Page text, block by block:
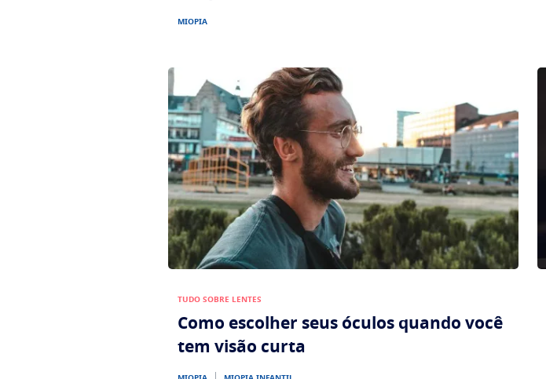
MIOPIA
TUDO SOBRE LENTES
Como escolher seus óculos quando você
tem visão curta